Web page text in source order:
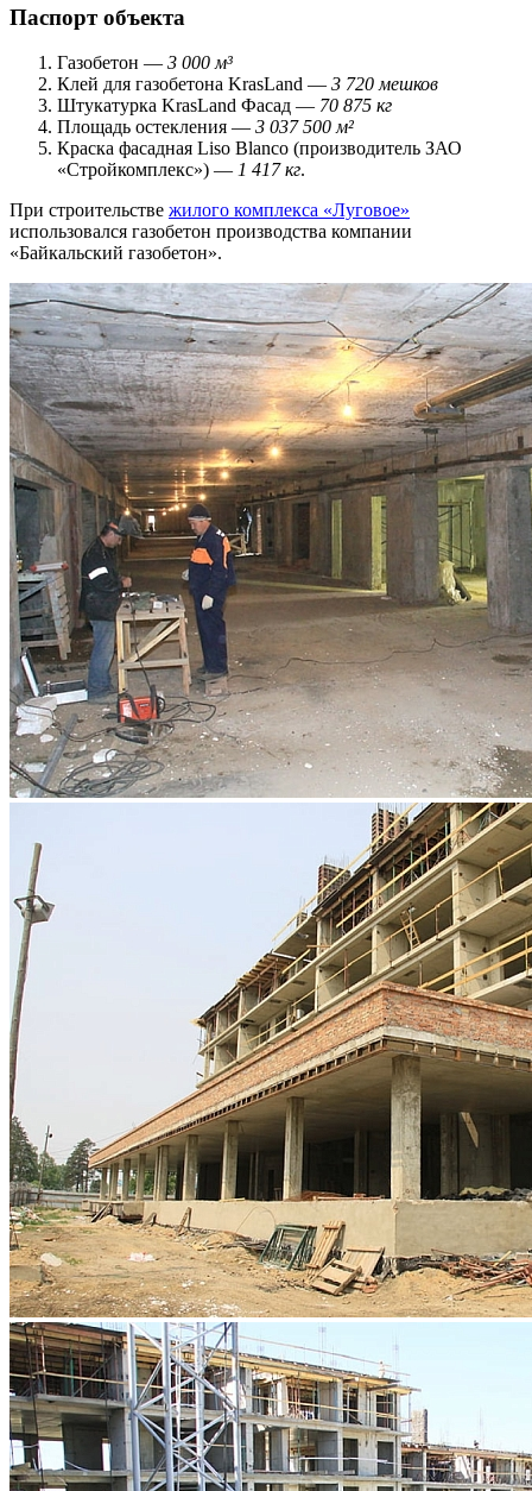
Паспорт объекта
Газобетон — 3 000 м³
Клей для газобетона KrasLand — 3 720 мешков
Штукатурка KrasLand Фасад — 70 875 кг
Площадь остекления — 3 037 500 м²
Краска фасадная Liso Blanco (производитель ЗАО
«Стройкомплекс») — 1 417 кг.
При строительстве жилого комплекса «Луговое»
использовался газобетон производства компании
«Байкальский газобетон».